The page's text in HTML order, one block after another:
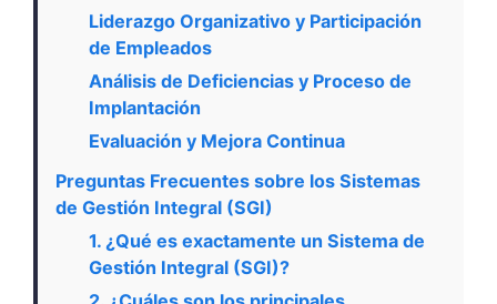
Liderazgo Organizativo y Participación
de Empleados
Análisis de Deficiencias y Proceso de
Implantación
Evaluación y Mejora Continua
Preguntas Frecuentes sobre los Sistemas
de Gestión Integral (SGI)
1. ¿Qué es exactamente un Sistema de
Gestión Integral (SGI)?